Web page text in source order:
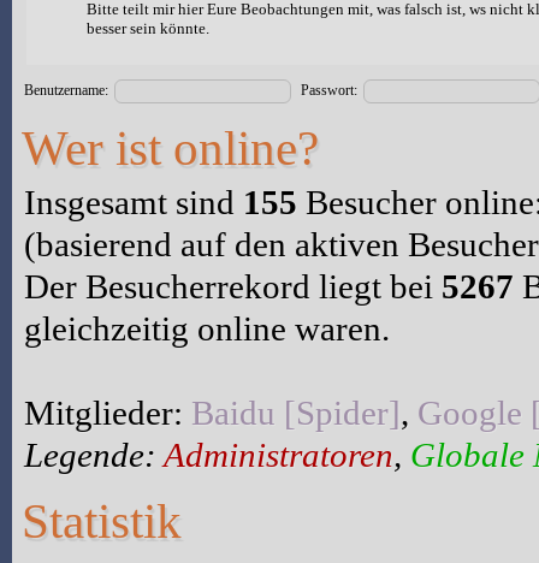
Bitte teilt mir hier Eure Beobachtungen mit, was falsch ist, ws nicht
besser sein könnte.
Benutzername: Passwort:
Wer ist online?
Insgesamt sind 155 Besucher
(basierend auf den aktiven
Der Besucherrekord liegt bei 5267
gleichzeitig online waren.
Mitglieder: Baidu [Spider], Google
Legende: Administratoren, Globale
Statistik